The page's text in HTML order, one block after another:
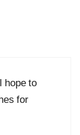
hope to
for